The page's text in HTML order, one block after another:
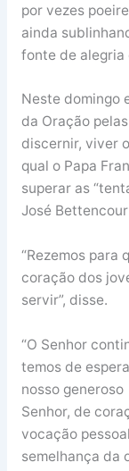
por vezes
ainda
fonte de alegria
Neste domingo
da Oração
discernir, viver
qual o Papa
superar as
José
“Rezemos para
coração dos
servir”, disse.
“O Senhor
temos de
nosso
Senhor, de
vocação
semelhança da